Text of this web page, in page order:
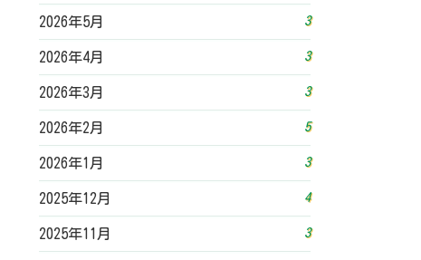
2026年5月 3
2026年4月 3
2026年3月 3
2026年2月 5
2026年1月 3
2025年12月 4
2025年11月 3